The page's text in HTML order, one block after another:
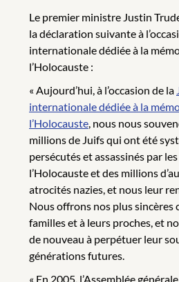
Le premier ministre Justin
la déclaration suivante à
internationale dédiée à la
l’Holocauste :
« Aujourd’hui, à l’occasion de la
internationale dédiée à la
l’Holocauste , nous nous
millions de Juifs qui ont été
persécutés et assassinés par
l’Holocauste et des millions
atrocités nazies, et nous leur
Nous offrons nos plus sincères
familles et à leurs proches, et
de nouveau à perpétuer leur
générations futures.
« En 2005, l’Assemblée